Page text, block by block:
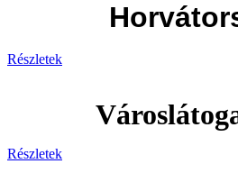
Részletek
Részletek